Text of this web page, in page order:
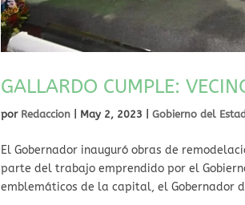
GALLARDO CUMPLE:
por Redaccion May 2, 2023 |Gobierno del
El Gobernador inauguró obras de
parte del trabajo emprendido por el
emblemáticos de la capital, el Gobernador